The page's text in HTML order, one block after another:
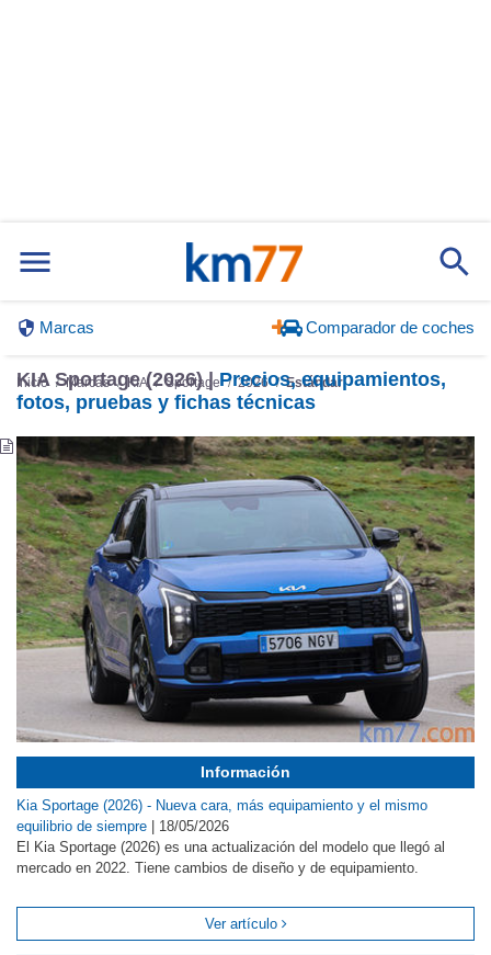
Marcas Comparador de coches
Inicio Marcas KIA Sportage 2026 Estándar
KIA Sportage (2026) |Precios, equipamientos,
fotos, pruebas y fichas técnicas
Información
Kia Sportage (2026) - Nueva cara, más equipamiento y el mismo
equilibrio de siempre
18/05/2026
El Kia Sportage (2026) es una actualización del modelo que llegó al
mercado en 2022. Tiene cambios de diseño y de equipamiento.
Ver artículo